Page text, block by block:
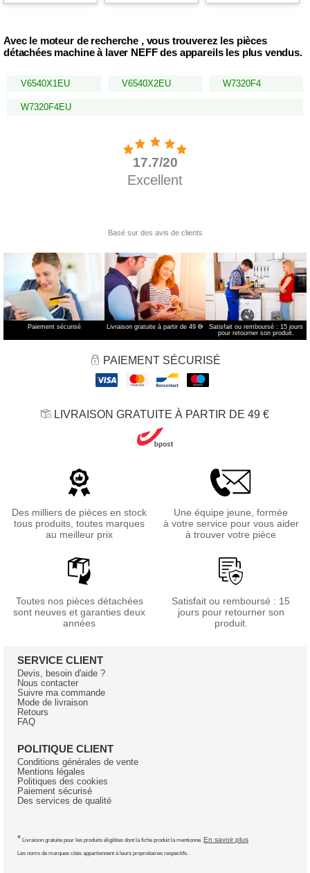
Avec le moteur de recherche , vous trouverez les pièces
détachées machine à laver NEFF des appareils les plus vendus.
V6540X1EU V6540X2EU W7320F4
W7320F4EU
Paiement sécurisé Livraison gratuite à partir de 49 €*
Satisfait ou remboursé : 15 jours
pour retourner son produit.
PAIEMENT SÉCURISÉ
LIVRAISON GRATUITE À PARTIR DE 49 €
Des milliers de pièces en stock
tous produits, toutes marques
au meilleur prix
Une équipe jeune, formée
à votre service pour vous aider
à trouver votre pièce
Toutes nos pièces détachées
sont neuves et garanties deux
années
Satisfait ou remboursé : 15
jours pour retourner son
produit.
SERVICE CLIENT
Devis, besoin d'aide ?
Nous contacter
Suivre ma commande
Mode de livraison
Retours
FAQ
POLITIQUE CLIENT
Conditions générales de vente
Mentions légales
Politiques des cookies
Paiement sécurisé
Des services de qualité
* Livraison gratuite pour les produits éligibles dont la fiche produit la mentionne. En savoir plus
Les noms de marques cités appartiennent à leurs propriétaires respectifs.